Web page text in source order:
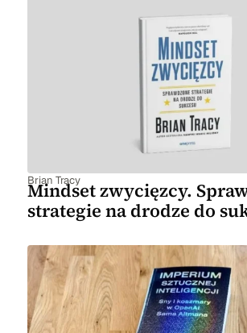
Brian Tracy
Mindset zwycięzcy.
strategie na drodze do